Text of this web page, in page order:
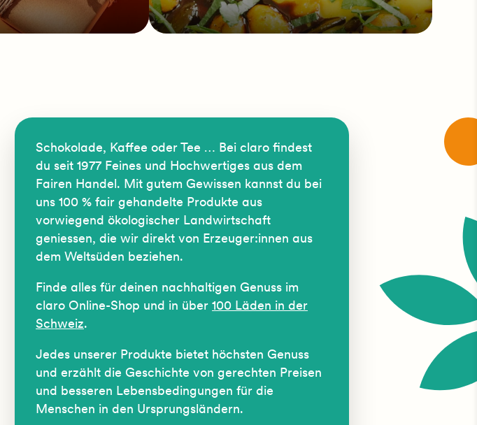
Schokolade, Kaffee oder Tee … Bei claro findest
du seit 1977 Feines und Hochwertiges aus dem
Fairen Handel. Mit gutem Gewissen kannst du bei
uns 100 % fair gehandelte Produkte aus
vorwiegend ökologischer Landwirtschaft
geniessen, die wir direkt von Erzeuger:innen aus
dem Weltsüden beziehen.
Finde alles für deinen nachhaltigen Genuss im
claro Online-Shop und in über 100 Läden in der
Schweiz.
Jedes unserer Produkte bietet höchsten Genuss
und erzählt die Geschichte von gerechten Preisen
und besseren Lebensbedingungen für die
Menschen in den Ursprungsländern.